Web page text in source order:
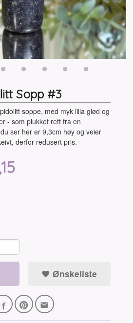
Sopp #3
soppe, med myk lilla glød og
- som plukket rett fra en
ser her er 9,3cm høy og veier
derfor redusert pris.
Ønskeliste